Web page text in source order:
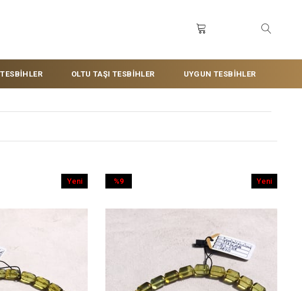
OLTU TAŞI TESBİHLER UYGUN TESBİHLER
Yeni
%9
%9İndirim
Yeni